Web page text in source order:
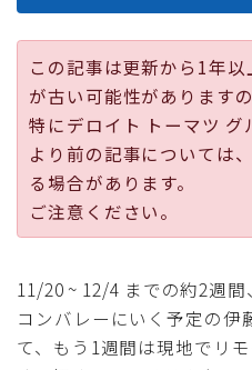
採用
公式ページ
この記事は更新から1年
が古い可能性があります
特にデロイト トーマツ
より前の記事については
る場合があります。
ご注意ください。
11/20 ~ 12/4 までの約2週
コンバレーにいく予定の伊
て、もう1週間は現地でリ